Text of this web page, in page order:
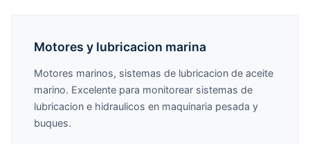
Motores y lubricacion marina
Motores marinos, sistemas de lubricacion de aceite
marino. Excelente para monitorear sistemas de
lubricacion e hidraulicos en maquinaria pesada y
buques.